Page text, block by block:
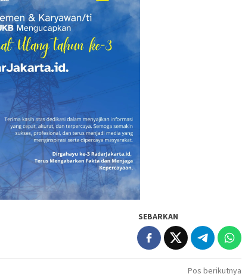
SEBARKAN
Pos berikutnya